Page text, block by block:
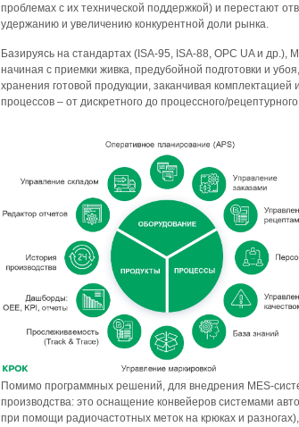
проблемах с их технической поддержкой) и перестают
удержанию и увеличению конкурентной доли рынка.
Базируясь на стандартах (ISA-95, ISA-88, OPC UA и
начиная с приемки живка, предубойной подготовки и
хранения готовой продукции, заканчивая
процессов – от дискретного до процессного/
Помимо программных решений, для внедрения MES-
производства: это оснащение конвейеров системами
при помощи радиочастотных меток на крюках и